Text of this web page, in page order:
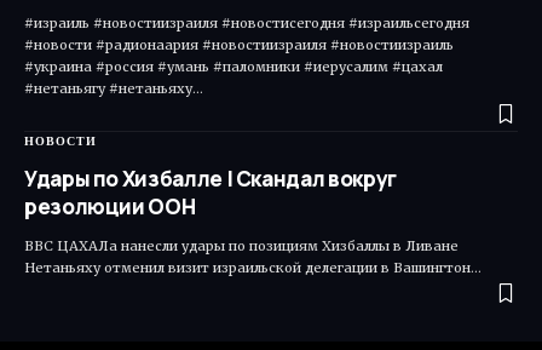
#израиль #новостиизраиля #новостисегодня #израильсегодня
#новости #радионаария #новостиизраиля #новостиизраиль
#украина #россия #умань #паломники #иерусалим #цахал
#нетаньягу #нетаньяху…
НОВОСТИ
Удары по Хизбалле | Скандал вокруг
резолюции ООН
ВВС ЦАХАЛа нанесли удары по позициям Хизбаллы в Ливане
Нетаньяху отменил визит израильской делегации в Вашингтон…